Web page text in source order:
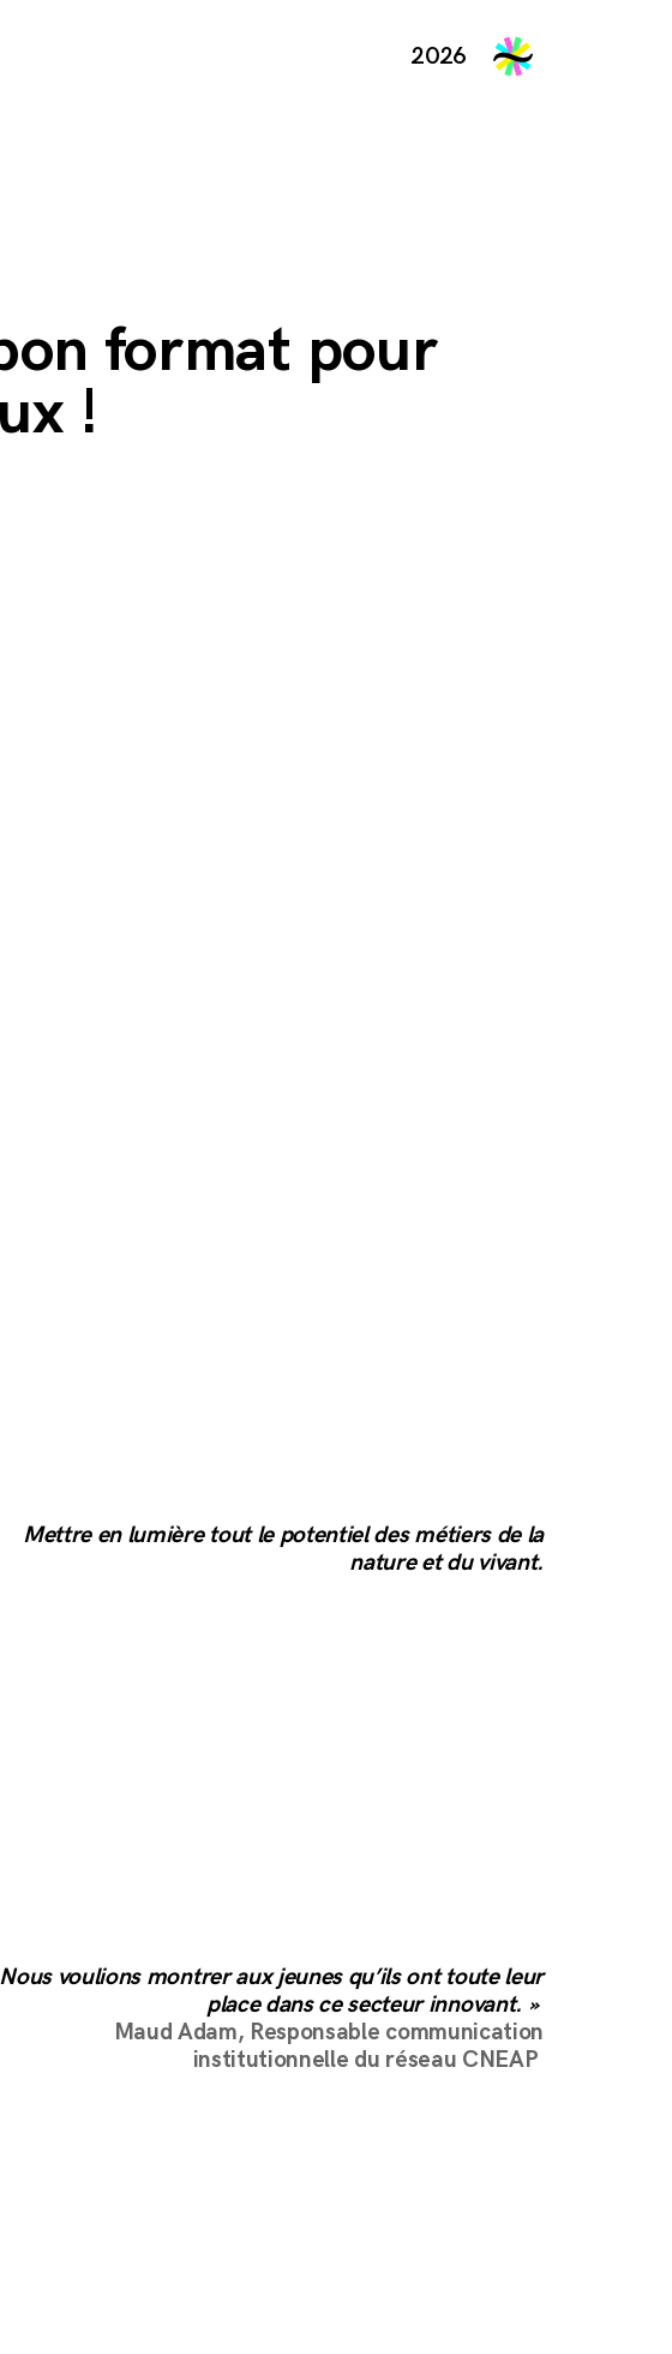
2026
format pour
!
Mettre en lumière tout le potentiel des métiers de la
nature et du vivant.
voulions montrer aux jeunes qu’ils ont toute leur
place dans ce secteur innovant. »
Maud Adam, Responsable communication
institutionnelle du réseau CNEAP